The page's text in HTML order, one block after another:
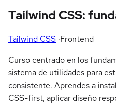
Tailwind CSS:
Tailwind CSS ·Frontend
Curso centrado en los
sistema de utilidades para
consistente. Aprendes a
CSS-first, aplicar diseño